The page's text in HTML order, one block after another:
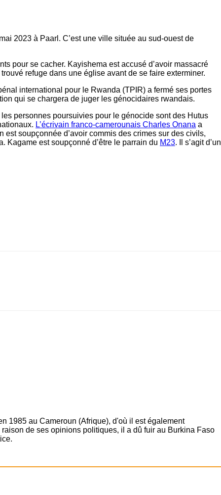
2023 à Paarl. C’est une ville située au sud-ouest de
pour se cacher. Kayishema est accusé d’avoir massacré
refuge dans une église avant de se faire exterminer.
international pour le Rwanda (TPIR) a fermé ses portes
qui se chargera de juger les génocidaires rwandais.
personnes poursuivies pour le génocide sont des Hutus
L’écrivain franco-camerounais Charles Onana a
soupçonnée d’avoir commis des crimes sur des civils,
Kagame est soupçonné d’être le parrain du M23. Il s’agit d’un
1985 au Cameroun (Afrique), d'où il est également
de ses opinions politiques, il a dû fuir au Burkina Faso